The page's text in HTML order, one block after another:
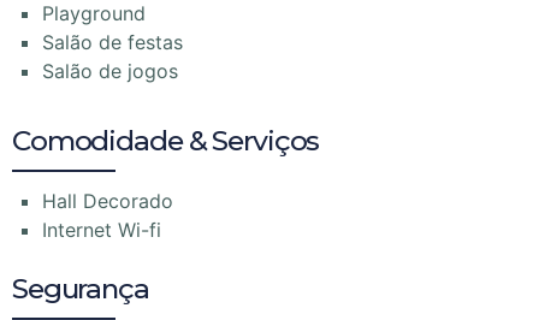
Playground
Salão de festas
Salão de jogos
Comodidade & Serviços
Hall Decorado
Internet Wi-fi
Segurança